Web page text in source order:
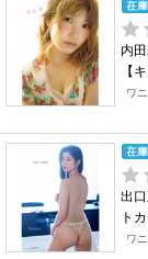
内
【
ワ
出
ト
ワ